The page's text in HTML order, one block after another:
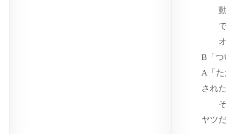
動
で
オ
B「
A「
され
そ
ヤツ